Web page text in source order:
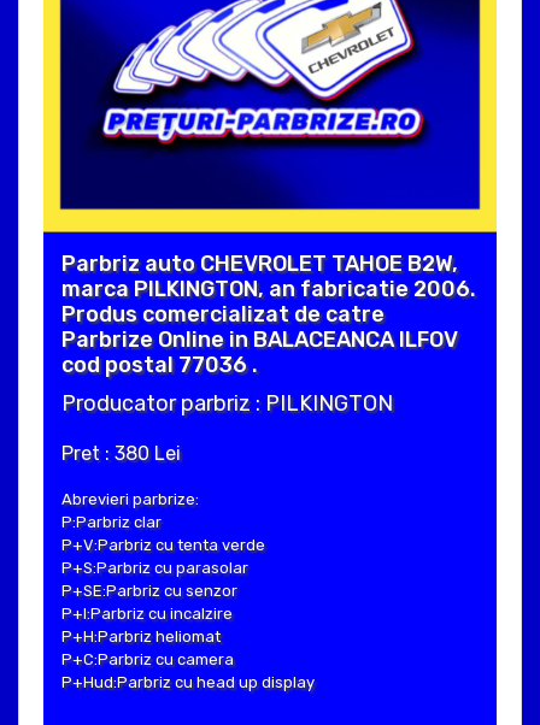
Parbriz auto CHEVROLET TAHOE B2W,
marca PILKINGTON, an fabricatie 2006.
Produs comercializat de catre
Parbrize Online in BALACEANCA ILFOV
cod postal 77036 .
Producator parbriz : PILKINGTON
Pret : 380 Lei
Abrevieri parbrize:
P:Parbriz clar
P+V:Parbriz cu tenta verde
P+S:Parbriz cu parasolar
P+SE:Parbriz cu senzor
P+I:Parbriz cu incalzire
P+H:Parbriz heliomat
P+C:Parbriz cu camera
P+Hud:Parbriz cu head up display